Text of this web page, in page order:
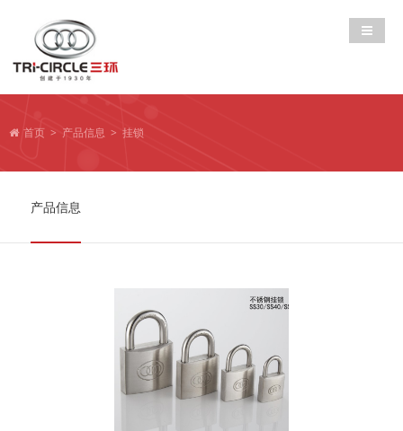
导航切
首页 > 产品信息 > 挂锁
产品信息